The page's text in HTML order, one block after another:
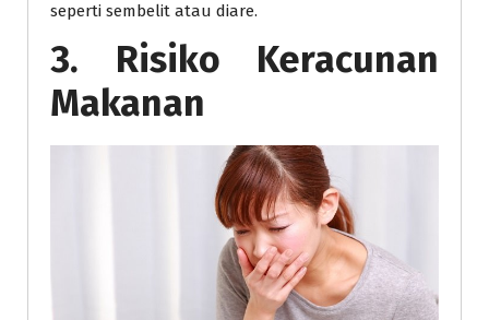
seperti sembelit atau diare.
3. Risiko Keracunan
Makanan